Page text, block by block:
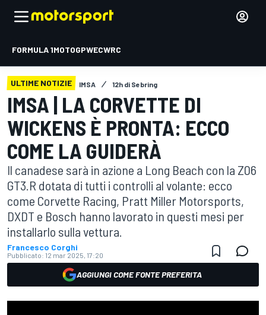
FORMULA 1MOTOGPWECWRC
ULTIME NOTIZIE IMSA 12h di Sebring
IMSA | LA CORVETTE DI
WICKENS È PRONTA: ECCO
COME LA GUIDERÀ
Il canadese sarà in azione a Long Beach con la Z06
GT3.R dotata di tutti i controlli al volante: ecco
come Corvette Racing, Pratt Miller Motorsports,
DXDT e Bosch hanno lavorato in questi mesi per
installarlo sulla vettura.
Francesco Corghi
Pubblicato: 12 mar 2025, 17:20
AGGIUNGI COME FONTE PREFERITA